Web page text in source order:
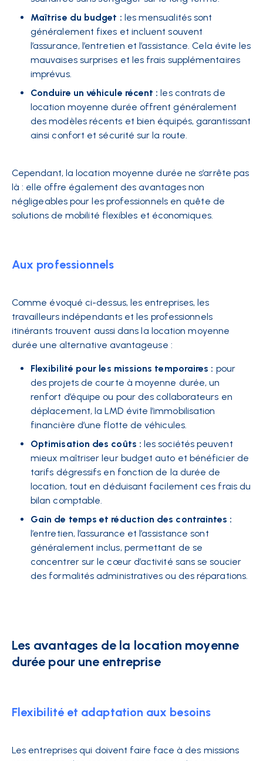
Maîtrise du budget : les mensualités sont
généralement fixes et incluent souvent
l’assurance, l’entretien et l’assistance. Cela évite les
mauvaises surprises et les frais supplémentaires
imprévus.
Conduire un véhicule récent : les contrats de
location moyenne durée offrent généralement
des modèles récents et bien équipés, garantissant
ainsi confort et sécurité sur la route.
Cependant, la location moyenne durée ne s’arrête pas
là : elle offre également des avantages non
négligeables pour les professionnels en quête de
solutions de mobilité flexibles et économiques.
Aux professionnels
Comme évoqué ci-dessus, les entreprises, les
travailleurs indépendants et les professionnels
itinérants trouvent aussi dans la location moyenne
durée une alternative avantageuse :
Flexibilité pour les missions temporaires : pour
des projets de courte à moyenne durée, un
renfort d’équipe ou pour des collaborateurs en
déplacement, la LMD évite l’immobilisation
financière d’une flotte de véhicules.
Optimisation des coûts : les sociétés peuvent
mieux maîtriser leur budget auto et bénéficier de
tarifs dégressifs en fonction de la durée de
location, tout en déduisant facilement ces frais du
bilan comptable.
Gain de temps et réduction des contraintes :
l’entretien, l’assurance et l’assistance sont
généralement inclus, permettant de se
concentrer sur le cœur d’activité sans se soucier
des formalités administratives ou des réparations.
Les avantages de la location moyenne
durée pour une entreprise
Flexibilité et adaptation aux besoins
Les entreprises qui doivent faire face à des missions